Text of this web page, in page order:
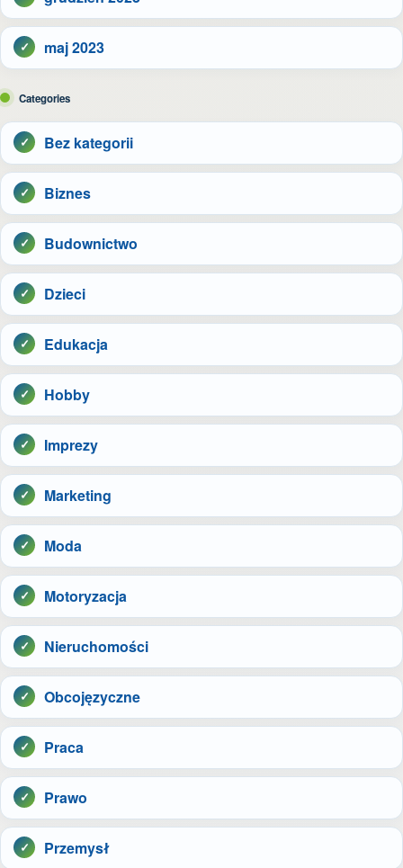
maj 2023
Categories
Bez kategorii
Biznes
Budownictwo
Dzieci
Edukacja
Hobby
Imprezy
Marketing
Moda
Motoryzacja
Nieruchomości
Obcojęzyczne
Praca
Prawo
Przemysł